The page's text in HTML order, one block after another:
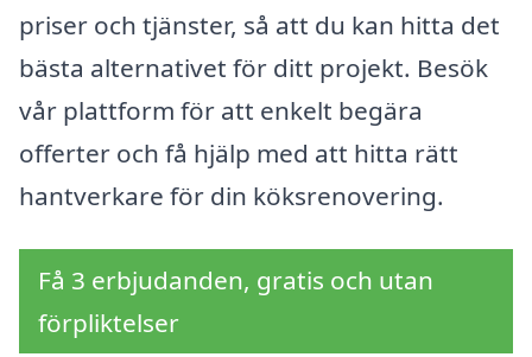
priser och tjänster, så att du kan hitta det
bästa alternativet för ditt projekt. Besök
vår plattform för att enkelt begära
offerter och få hjälp med att hitta rätt
hantverkare för din köksrenovering.
Få 3 erbjudanden, gratis och utan
förpliktelser